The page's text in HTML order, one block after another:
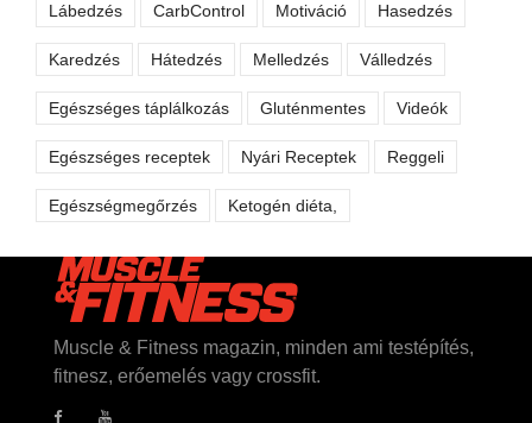
Lábedzés CarbControl Motiváció Hasedzés
Karedzés Hátedzés Melledzés Válledzés
Egészséges táplálkozás Gluténmentes Videók
Egészséges receptek Nyári Receptek Reggeli
Egészségmegőrzés Ketogén diéta,
Muscle & Fitness magazin, minden ami testépítés,
fitnesz, erőemelés vagy crossfit.